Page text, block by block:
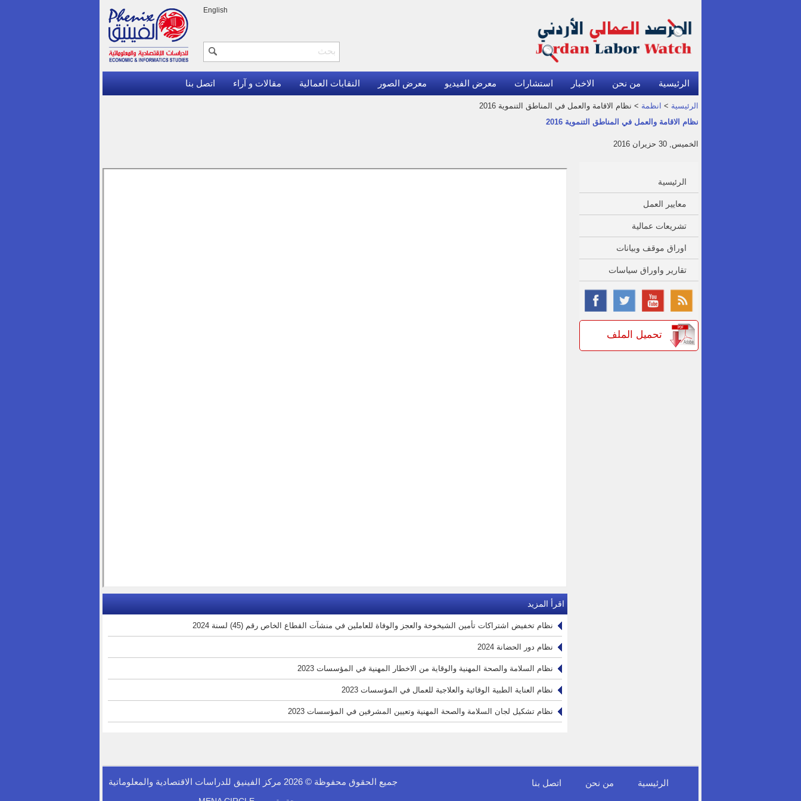
English
الرئيسية من نحن الاخبار استشارات معرض الفيديو معرض الصور النقابات العمالية مقالات و آراء اتصل بنا
الرئيسية > انظمة > نظام الاقامة والعمل في المناطق التنموية 2016
نظام الاقامة والعمل في المناطق التنموية 2016
الخميس, 30 حزيران 2016
الرئيسية
معايير العمل
تشريعات عمالية
اوراق موقف وبيانات
تقارير واوراق سياسات
تحميل الملف
اقرأ المزيد
نظام تخفيض اشتراكات تأمين الشيخوخة والعجز والوفاة للعاملين في منشآت القطاع الخاص رقم (45) لسنة 2024
نظام دور الحضانة 2024
نظام السلامة والصحة المهنية والوقاية من الاخطار المهنية في المؤسسات 2023
نظام العناية الطبية الوقائية والعلاجية للعمال في المؤسسات 2023
نظام تشكيل لجان السلامة والصحة المهنية وتعيين المشرفين في المؤسسات 2023
الرئيسية من نحن اتصل بنا جميع الحقوق محفوظة © 2026 مركز الفينيق للدراسات الاقتصادية والمعلوماتية